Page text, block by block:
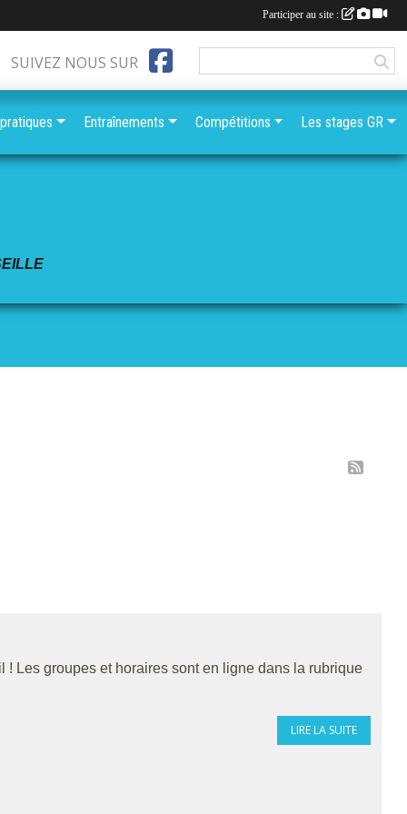
! Les groupes et horaires sont en ligne dans la rubrique
LIRE LA SUITE
SUIVEZ NOUS SUR
Entraînements Compétitions Les stages GR
Participer au site :